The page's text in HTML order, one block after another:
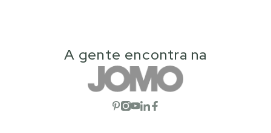
A gente encontra na
Abrir red social
Abrir red social
Abrir red social
Abrir red social
Abrir red social